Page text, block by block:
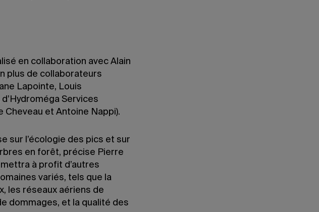
en collaboration avec Alain
plus de collaborateurs
Lapointe, Louis
Services
Cheveau et Antoine Nappi).
sur l’écologie des pics et sur
en forêt, précise Pierre
à profit d’autres
variés, tels que la
les réseaux aériens de
dommages, et la qualité des